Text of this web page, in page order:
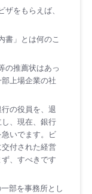
をもらえば、
書」とは何のこ
の推薦状はあっ
上場企業の社
の役員を、退
、現在、銀行
いでます。ビ
付された経営
、すべきです
部を事務所とし